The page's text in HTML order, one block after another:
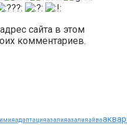
сайта в этом
комментариев.
адаптацияазалияазалияайва